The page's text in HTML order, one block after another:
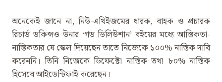
অনেকেই জানে না, নিউ-এথিইজমের ধারক, বাহক ও প্রচারক
রিচার্ড ডকিন্সও উনার ‌‘গড ডিলিউশান’ বইয়ের মধ্যে আস্তিকতা-
নাস্তিকতার যে স্কেল দিয়েছেন তাতে নিজেকে ১০০% নাস্তিক দাবি
করেননি। তিনি নিজেকে ডিফেক্টো নাস্তিক তথা ৮০% নাস্তিক
হিসেবে আইডেন্টিফাই করেছেন।